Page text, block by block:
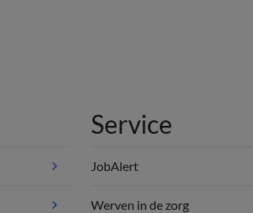
Service
JobAlert
Werven in de zorg